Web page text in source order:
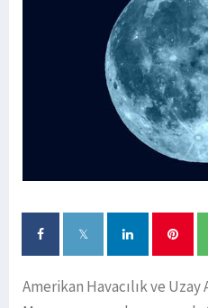
Amerikan Havacılık ve Uzay